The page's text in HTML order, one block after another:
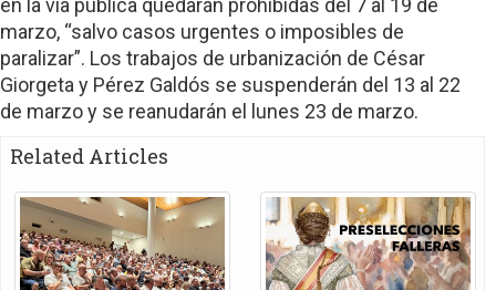
marzo, “salvo casos urgentes o imposibles de
paralizar”. Los trabajos de urbanización de César
Giorgeta y Pérez Galdós se suspenderán del 13 al 22
de marzo y se reanudarán el lunes 23 de marzo.
Related Articles